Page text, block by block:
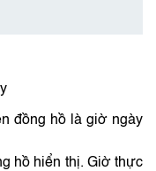
đồng hồ là giờ ngày
hồ hiển thị. Giờ thực